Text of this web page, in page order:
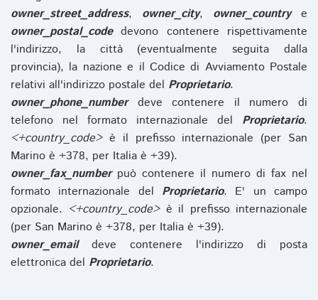
owner_street_address, owner_city, owner_countrye
owner_postal_codedevono contenere rispettivamente
l'indirizzo, la città (eventualmente seguita dalla
provincia), la nazione e il Codice di Avviamento Postale
relativi all'indirizzo postale del Proprietario.
owner_phone_numberdeve contenere il numero di
telefono nel formato internazionale del Proprietario.
<+country_code>è il prefisso internazionale (per San
Marino è +378, per Italia è +39).
owner_fax_numberpuò contenere il numero di fax nel
formato internazionale del Proprietario. E' un campo
opzionale. <+country_code>è il prefisso internazionale
(per San Marino è +378, per Italia è +39).
owner_emaildeve contenere l'indirizzo di posta
elettronica del Proprietario.